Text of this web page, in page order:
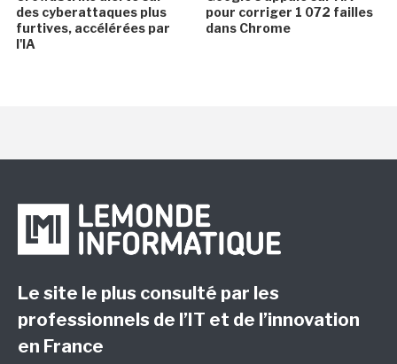
des cyberattaques plus
furtives, accélérées par
l'IA
pour corriger 1 072 failles
dans Chrome
Le site le plus consulté par les
professionnels de l’IT et de l’innovation
en France